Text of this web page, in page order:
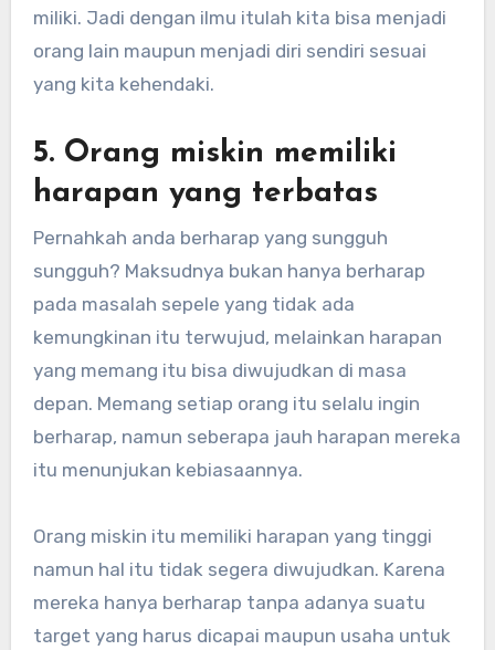
miliki. Jadi dengan ilmu itulah kita bisa menjadi
orang lain maupun menjadi diri sendiri sesuai
yang kita kehendaki.
5. Orang miskin memiliki
harapan yang terbatas
Pernahkah anda berharap yang sungguh
sungguh? Maksudnya bukan hanya berharap
pada masalah sepele yang tidak ada
kemungkinan itu terwujud, melainkan harapan
yang memang itu bisa diwujudkan di masa
depan. Memang setiap orang itu selalu ingin
berharap, namun seberapa jauh harapan mereka
itu menunjukan kebiasaannya.
Orang miskin itu memiliki harapan yang tinggi
namun hal itu tidak segera diwujudkan. Karena
mereka hanya berharap tanpa adanya suatu
target yang harus dicapai maupun usaha untuk